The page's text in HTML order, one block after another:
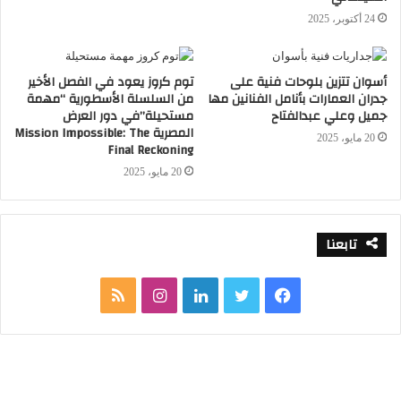
يشار إلى أن سميد بدأت العمل مع شركة
ديزني منذ تخرجها من كلية الفنون، حيث
أسهمت تجربتها في ستوديو الرسوم المتحركة
في إثراء معارفها وتنمية مهاراتها إلى أن حصلت
على فرصتها الذهبية في فيلم “تشيكن ليتل”
فيه، لتكمل مسيرتها الإبداعية في سلسلة من
أروع أفلام الرسوم المتحركة مثل “فروزن”
و”تانجلد” و”عائلة روبنسونز”، و”موانا” وغيرها.
24 أكتوبر، 2025
أسوان تتزين بلوحات فنية على
جدران العمارات بأنامل الفنانين مها
جميل وعلي عبدالفتاح
20 مايو، 2025
توم كروز يعود في الفصل الأخير
من السلسلة الأسطورية “مهمة
مستحيلة”في دور العرض
المصرية Mission Impossible: The
Final Reckoning
20 مايو، 2025
تابعنا
فيسبوك تويتر لينكدإنانستقرامملخص
الموقع